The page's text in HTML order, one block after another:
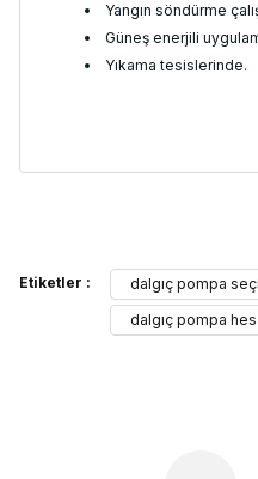
Yangın söndürme
Güneş enerjili
Yıkama tesislerinde.
Görüş ve önerileriniz için
Etiketler : dalgıç pompa
dalgıç pompa